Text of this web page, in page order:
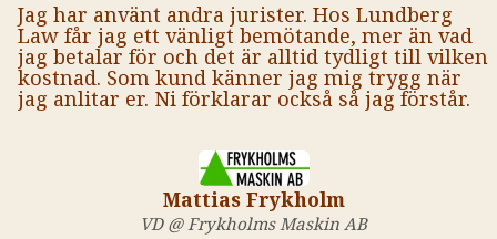
Jag har använt andra jurister. Hos Lundberg
Law får jag ett vänligt bemötande, mer än vad
jag betalar för och det är alltid tydligt till vilken
kostnad. Som kund känner jag mig trygg när
jag anlitar er. Ni förklarar också så jag förstår.
Mattias Frykholm
VD @ Frykholms Maskin AB